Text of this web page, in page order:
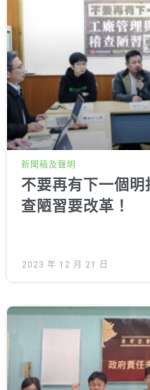
新聞稿及聲明
不要再有下一個
查陋習要改革！
2023 年 12 月 21 日